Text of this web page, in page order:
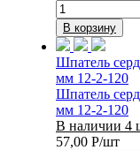
В корзину
Шпатель
мм 12-2-120
Шпатель
мм 12-2-120
В наличии 4
57,00 Р/шт